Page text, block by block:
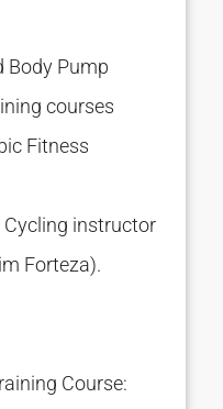
Body Pump
courses
Fitness
instructor
Forteza).
Course: